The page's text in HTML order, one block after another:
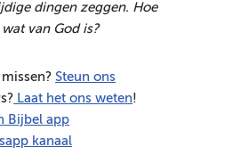
dingen zeggen. Hoe
van God is?
missen?Steun ons
Laat het ons weten!
Bijbel app
kanaal